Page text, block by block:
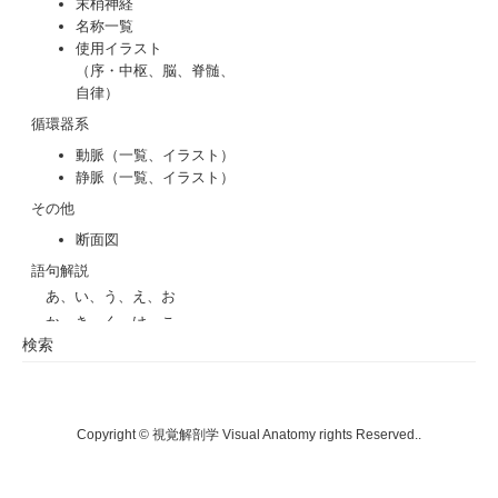
検索
Copyright © 視覚解剖学 Visual Anatomy rights Reserved..